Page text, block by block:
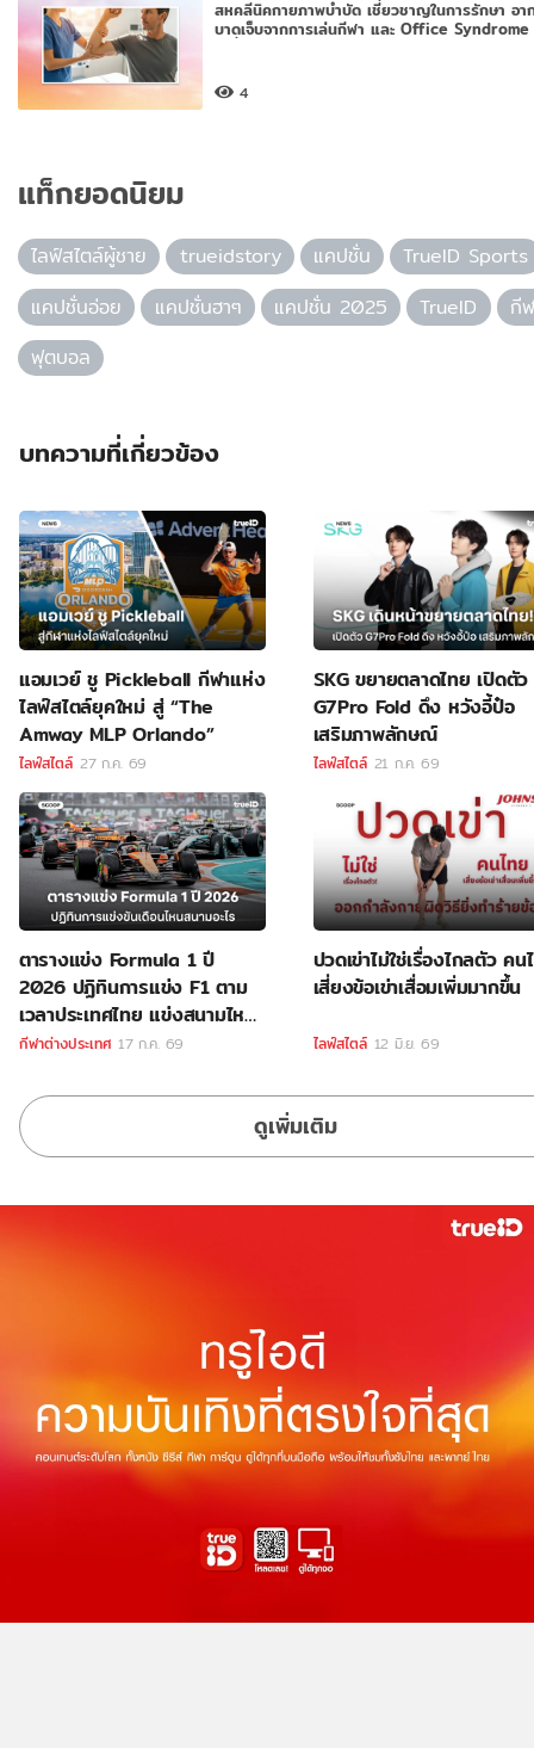
สหคลีนิคกายภาพบำบัด เชี่ยวชาญในการรักษา อา
บาดเจ็บจากการเล่นกีฬา และ Office
4
แท็กยอดนิยม
ไลฟ์สไตล์ผู้ชาย trueidstory แคปชั่น
TrueID Sports
แคปชั่นอ่อย
แคปชั่นฮาๆ แคปชั่น 2025 TrueID
กี
ฟุตบอล
บทความที่เกี่ยวข้อง
แอมเวย์ ชู Pickleball กีฬาแห่ง
ไลฟ์สไตล์ยุคใหม่ สู่ “The
Amway MLP Orlando”
ไลฟ์สไตล์ 27 ก.ค. 69
SKG ขยายตลาดไทย เปิดตัว
G7Pro Fold ดึง หวังอี้ป๋อ
เสริมภาพลักษณ์
ไลฟ์สไตล์ 21 ก.ค. 69
ตารางแข่ง Formula 1 ปี
2026 ปฏิทินการแข่ง F1 ตาม
เวลาประเทศไทย แข่งสนามไหน
ลิงค์ดูสด F1
กีฬาต่างประเทศ 17 ก.ค. 69
ปวดเข่าไม่ใช่เรื่องไกลตัว คน
เสี่ยงข้อเข่าเสื่อมเพิ่มมากขึ้น
ไลฟ์สไตล์ 12 มิ.ย. 69
ดูเพิ่มเติม